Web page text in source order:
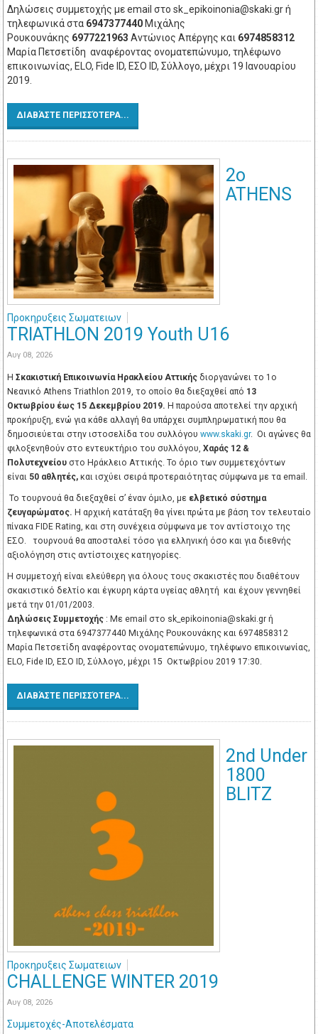
Δηλώσεις συμμετοχής με email στο sk_epikoinonia@skaki.grή
τηλεφωνικά στα 6947377440 Μιχάλης
Ρουκουνάκης 6977221963 Αντώνιος Απέργης και 6974858312
Μαρία Πετσετίδη αναφέροντας ονοματεπώνυμο, τηλέφωνο
επικοινωνίας, ELO, Fide ID, ΕΣΟ ID, Σύλλογο, μέχρι 19 Ιανουαρίου
2019.
ΔΙΑΒΆΣΤΕ ΠΕΡΙΣΣΌΤΕΡΑ...
Προκηρυξεις Σωματειων
2o
ATHENS
TRIATHLON 2019 Youth U16
Αυγ 08, 2026
Η Σκακιστική Επικοινωνία Ηρακλείου Αττικής διοργανώνει το 1ο
Νεανικό Athens Triathlon 2019, το οποίο θα διεξαχθεί από 13
Οκτωβρίου έως 15 Δεκεμβρίου 2019. Η παρούσα αποτελεί την αρχική
προκήρυξη, ενώ για κάθε αλλαγή θα υπάρχει συμπληρωματική που θα
δημοσιεύεται στην ιστοσελίδα του συλλόγου www.skaki.gr. Οι αγώνες θα
φιλοξενηθούν στο εντευκτήριο του συλλόγου, Χαράς 12 &
Πολυτεχνείου στο Ηράκλειο Αττικής. Το όριο των συμμετεχόντων
είναι 50 αθλητές, και ισχύει σειρά προτεραιότητας σύμφωνα με τα email.
Το τουρνουά θα διεξαχθεί σ’ έναν όμιλο, με ελβετικό σύστημα
ζευγαρώματος. Η αρχική κατάταξη θα γίνει πρώτα με βάση τον τελευταίο
πίνακα FIDE Rating, και στη συνέχεια σύμφωνα με τον αντίστοιχο της
ΕΣΟ. τουρνουά θα αποσταλεί τόσο για ελληνική όσο και για διεθνής
αξιολόγηση στις αντίστοιχες κατηγορίες.
Η συμμετοχή είναι ελεύθερη για όλους τους σκακιστές που διαθέτουν
σκακιστικό δελτίο και έγκυρη κάρτα υγείας αθλητή και έχουν γεννηθεί
μετά την 01/01/2003.
Δηλώσεις Συμμετοχής : Με email στο sk_epikoinonia@skaki.gr ή
τηλεφωνικά στα 6947377440 Μιχάλης Ρουκουνάκης και 6974858312
Μαρία Πετσετίδη αναφέροντας ονοματεπώνυμο, τηλέφωνο επικοινωνίας,
ELO, Fide ID, ΕΣΟ ID, Σύλλογο, μέχρι 15 Οκτωβρίου 2019 17:30.
ΔΙΑΒΆΣΤΕ ΠΕΡΙΣΣΌΤΕΡΑ...
Προκηρυξεις Σωματειων
2nd Under
1800
BLITZ
CHALLENGE WINTER 2019
Αυγ 08, 2026
Συμμετοχές-Αποτελέσματα